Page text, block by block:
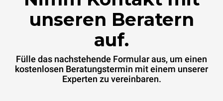
unseren Beratern
auf.
Fülle das nachstehende Formular aus, um einen
kostenlosen Beratungstermin mit einem unserer
Experten zu vereinbaren.